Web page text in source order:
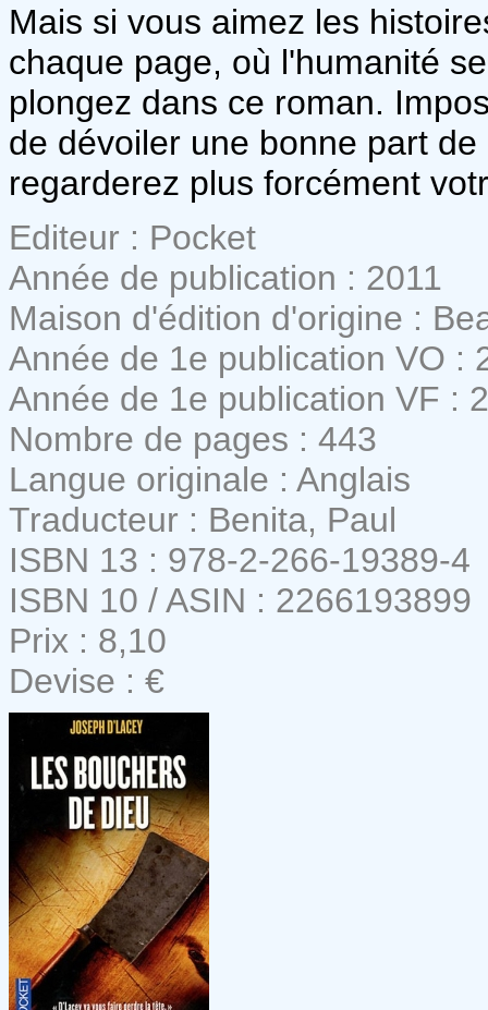
Mais si vous aimez les
chaque page, où l'humanité
plongez dans ce roman.
de dévoiler une bonne part
regarderez plus forcément
Editeur : Pocket
Année de publication : 2011
Maison d'édition d'origine :
Année de 1e publication VO :
Année de 1e publication VF :
Nombre de pages : 443
Langue originale : Anglais
Traducteur : Benita, Paul
ISBN 13 : 978-2-266-19389-4
ISBN 10 / ASIN : 2266193899
Prix : 8,10
Devise : €